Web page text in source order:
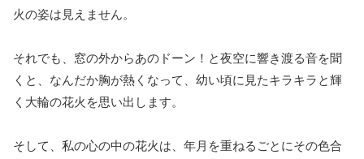
火の姿は見えません。
それでも、窓の外からあのドーン！と夜空に響き渡る音を聞
くと、なんだか胸が熱くなって、幼い頃に見たキラキラと輝
く大輪の花火を思い出します。
そして、私の心の中の花火は、年月を重ねるごとにその色合